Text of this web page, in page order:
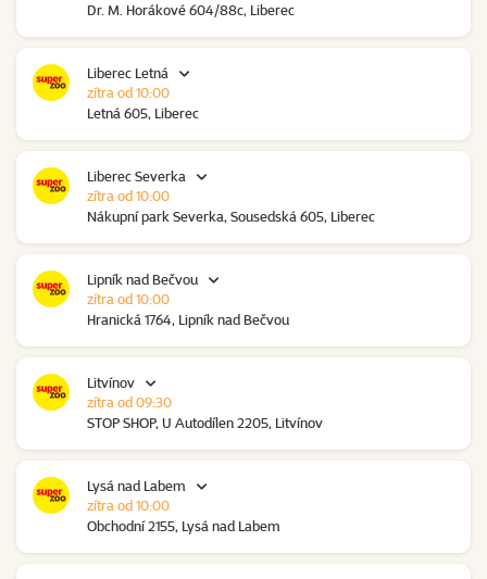
Dr. M. Horákové 604/88c, Liberec
Liberec Letná
Letná 605, Liberec
zítra od 10:00
Liberec Severka
Nákupní park Severka, Sousedská 605, Liberec
zítra od 10:00
Lipník nad Bečvou
Hranická 1764, Lipník nad Bečvou
zítra od 10:00
Litvínov
STOP SHOP, U Autodílen 2205, Litvínov
zítra od 09:30
Lysá nad Labem
Obchodní 2155, Lysá nad Labem
zítra od 10:00